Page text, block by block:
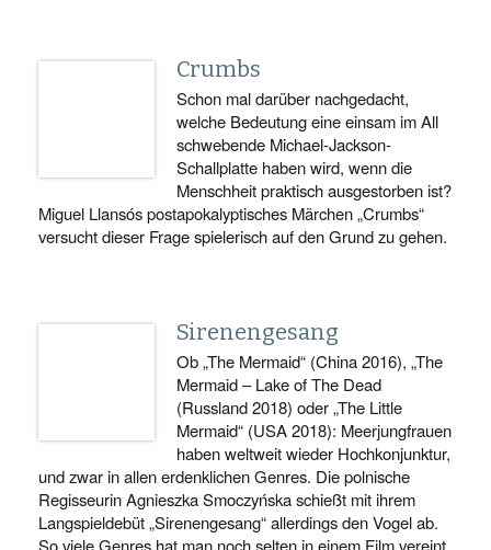
Crumbs
Schon mal darüber nachgedacht,
welche Bedeutung eine einsam im All
schwebende Michael-Jackson-
Schallplatte haben wird, wenn die
Menschheit praktisch ausgestorben ist?
Miguel Llansós postapokalyptisches Märchen „Crumbs“
versucht dieser Frage spielerisch auf den Grund zu gehen.
Sirenengesang
Ob „The Mermaid“ (China 2016), „The
Mermaid – Lake of The Dead
(Russland 2018) oder „The Little
Mermaid“ (USA 2018): Meerjungfrauen
haben weltweit wieder Hochkonjunktur,
und zwar in allen erdenklichen Genres. Die polnische
Regisseurin Agnieszka Smoczyńska schießt mit ihrem
Langspieldebüt „Sirenengesang“ allerdings den Vogel ab.
So viele Genres hat man noch selten in einem Film vereint